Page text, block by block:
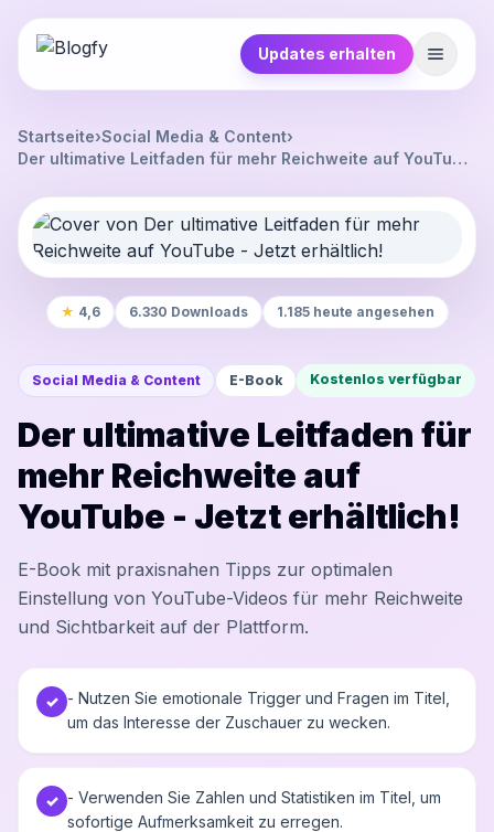
Updates erhalten
Startseite›Social Media & Content›
Der ultimative Leitfaden für mehr Reichweite auf YouTube
★ 4,6 6.330 Downloads 1.185 heute angesehen
Social Media & Content E-Book Kostenlos verfügbar
Der ultimative Leitfaden für
mehr Reichweite auf
YouTube - Jetzt erhältlich!
E-Book mit praxisnahen Tipps zur optimalen
Einstellung von YouTube-Videos für mehr Reichweite
und Sichtbarkeit auf der Plattform.
✓ - Nutzen Sie emotionale Trigger und Fragen im Titel,
um das Interesse der Zuschauer zu wecken.
✓ - Verwenden Sie Zahlen und Statistiken im Titel, um
sofortige Aufmerksamkeit zu erregen.